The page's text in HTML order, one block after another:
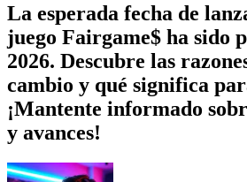
La esperada fecha de
juego Fairgame$ ha sido
2026. Descubre las
cambio y qué significa
¡Mantente informado
y avances!